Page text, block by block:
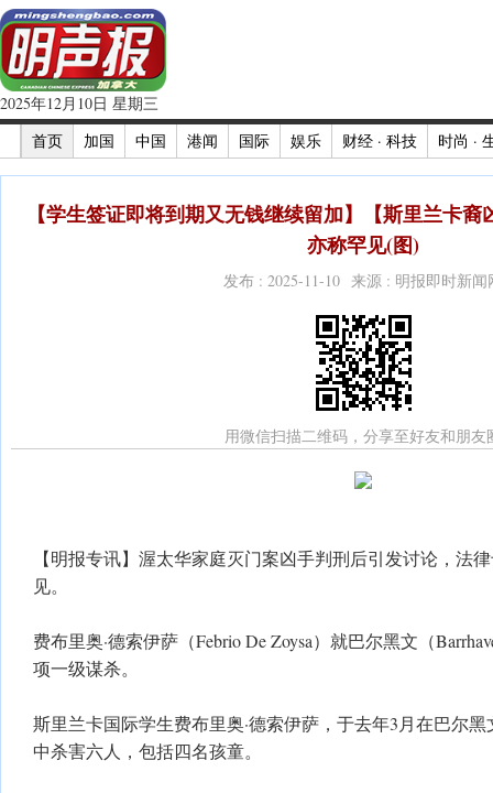
2025年12月10日 星期三
首页
加国 中国 港闻 国际 娱乐 财经 · 科技 时尚 ·
【学生签证即将到期又无钱继续留加】【斯里兰卡
亦称罕见(图)
发布 : 2025-11-10 来源 : 明报即时新闻
用微信扫描二维码，分享至好友和朋友
【明报专讯】渥太华家庭灭门案凶手判刑后引发讨论，法
见。
费布里奥·德索伊萨（Febrio De Zoysa）就巴尔黑文（
项一级谋杀。
斯里兰卡国际学生费布里奥·德索伊萨，于去年3月在巴尔黑
中杀害六人，包括四名孩童。